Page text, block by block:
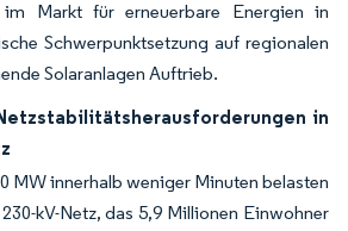
im Markt für erneuerbare Energien in
Schwerpunktsetzung auf regionalen
Solaranlagen Auftrieb.
in
MW innerhalb weniger Minuten belasten
kV-Netz, das 5,9 Millionen Einwohner